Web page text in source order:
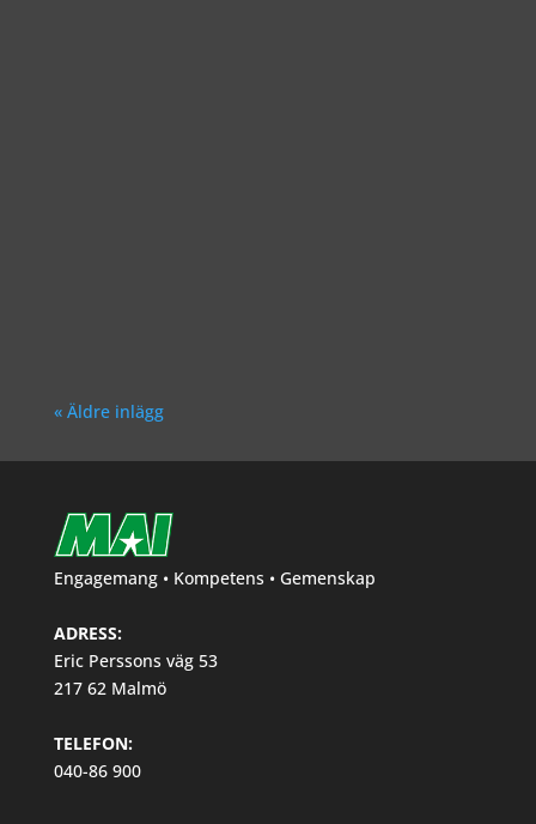
« Äldre inlägg
Engagemang • Kompetens • Gemenskap
ADRESS:
Eric Perssons väg 53
217 62 Malmö
TELEFON:
040-86 900